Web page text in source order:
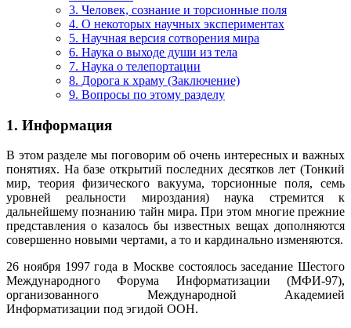
3. Человек, сознание и торсионные поля
4. О некоторых научных экспериментах
5. Научная версия сотворения мира
6. Наука о выходе души из тела
7. Наука о телепортации
8. Дорога к храму (Заключение)
9. Вопросы по этому разделу
1. Информация
В этом разделе мы поговорим об очень интересных и важных
понятиях. На базе открытий последних десятков лет (Тонкий
мир, теория физического вакуума, торсионные поля, семь
уровней реальности мироздания) наука стремится к
дальнейшему познанию тайн мира. При этом многие прежние
представления о казалось бы известных вещах дополняются
совершенно новыми чертами, а то и кардинально изменяются.
26 ноября 1997 года в Москве состоялось заседание Шестого
Международного Форума Информатизации (МФИ-97),
организованного Международной Академией
Информатизации под эгидой ООН.